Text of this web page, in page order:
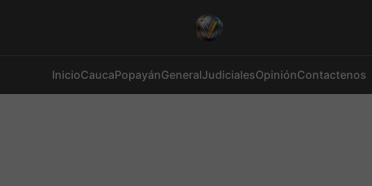
InicioCaucaPopayánGeneralJudicialesOpiniónContactenos